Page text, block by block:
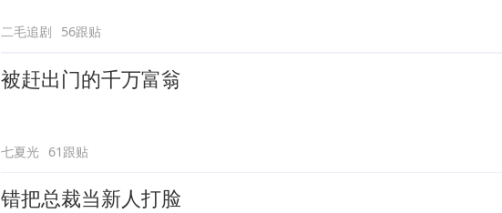
二毛追剧 56跟贴
被赶出门的千万富翁
七夏光 61跟贴
错把总裁当新人打脸